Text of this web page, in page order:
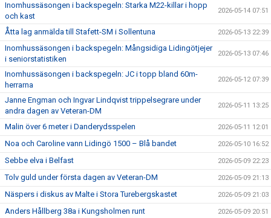
Inomhussäsongen i backspegeln: Starka M22-killar i hopp
och kast
2026-05-14 07:51
Åtta lag anmälda till Stafett-SM i Sollentuna 2026-05-13 22:39
Inomhussäsongen i backspegeln: Mångsidiga Lidingötjejer
i seniorstatistiken
2026-05-13 07:46
Inomhussäsongen i backspegeln: JC i topp bland 60m-
herrarna
2026-05-12 07:39
Janne Engman och Ingvar Lindqvist trippelsegrare under
andra dagen av Veteran-DM
2026-05-11 13:25
Malin över 6 meter i Danderydsspelen 2026-05-11 12:01
Noa och Caroline vann Lidingö 1500 – Blå bandet 2026-05-10 16:52
Sebbe elva i Belfast 2026-05-09 22:23
Tolv guld under första dagen av Veteran-DM 2026-05-09 21:13
Näspers i diskus av Malte i Stora Turebergskastet 2026-05-09 21:03
Anders Hållberg 38a i Kungsholmen runt 2026-05-09 20:51